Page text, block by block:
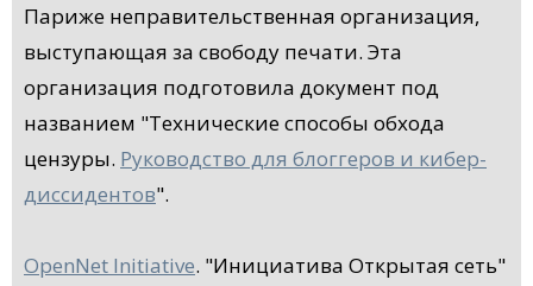
Париже неправительственная организация,
выступающая за свободу печати. Эта
организация подготовила документ под
названием "Технические способы обхода
цензуры. Руководство для блоггеров и кибер-
диссидентов".
OpenNet Initiative. "Инициатива Открытая сеть"